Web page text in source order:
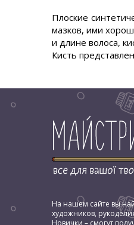
Плоские
мазков, ими
и длине волоса,
Кисть
На нашем сайте вы
художников,
Новички – смогут